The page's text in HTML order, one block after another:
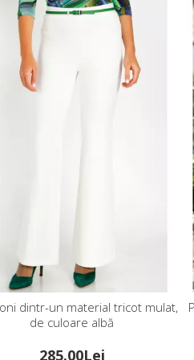
drepți și stilați din tricot de
lux, de culoarea neagră
301.00Lei